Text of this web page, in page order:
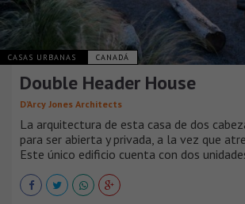
CASAS URBANAS CANADÁ
Double Header House
D’Arcy Jones Architects
La arquitectura de esta casa de dos
para ser abierta y privada, a la vez que
Este único edificio cuenta con dos